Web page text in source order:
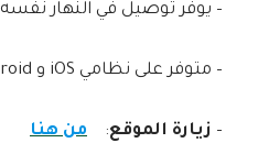
– يوفر توصيل في النهار
– متوفر على نظامي iOS و Android.
– زيارة الموقع: من هنا